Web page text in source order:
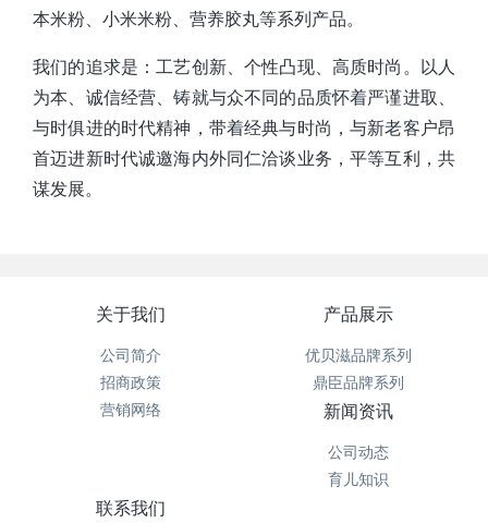
本米粉、小米米粉、营养胶丸等系列产品。
我们的追求是：工艺创新、个性凸现、高质时尚。以人
为本、诚信经营、铸就与众不同的品质怀着严谨进取、
与时俱进的时代精神，带着经典与时尚，与新老客户昂
首迈进新时代诚邀海内外同仁洽谈业务，平等互利，共
谋发展。
关于我们
公司简介
招商政策
营销网络
产品展示
优贝滋品牌系列
鼎臣品牌系列
新闻资讯
公司动态
育儿知识
联系我们